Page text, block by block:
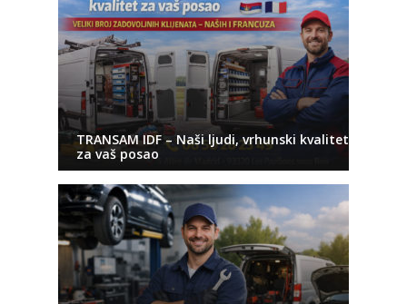
TRANSAM IDF – Naši ljudi, vrhunski kvalitet
za vaš posao